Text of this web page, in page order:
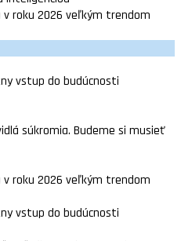
roku 2026 veľkým trendom
vstup do budúcnosti
súkromia. Budeme si musieť
roku 2026 veľkým trendom
vstup do budúcnosti